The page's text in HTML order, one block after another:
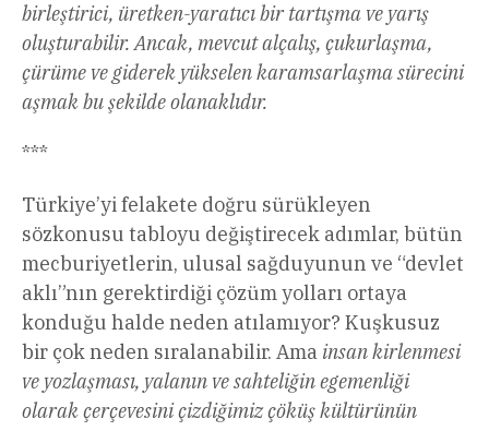
birleştirici, üretken-yaratıcı bir tartışma ve yarış
oluşturabilir. Ancak, mevcut alçalış, çukurlaşma,
çürüme ve giderek yükselen karamsarlaşma sürecini
aşmak bu şekilde olanaklıdır.
***
Türkiye’yi felakete doğru sürükleyen
sözkonusu tabloyu değiştirecek adımlar, bütün
mecburiyetlerin, ulusal sağduyunun ve “devlet
aklı”nın gerektirdiği çözüm yolları ortaya
konduğu halde neden atılamıyor? Kuşkusuz
bir çok neden sıralanabilir. Ama insan kirlenmesi
ve yozlaşması, yalanın ve sahteliğin egemenliği
olarak çerçevesini çizdiğimiz çöküş kültürünün